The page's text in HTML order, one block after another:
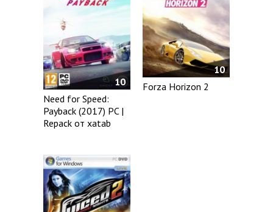
10
Need for Speed:
Payback (2017) PC |
Repack от xatab
10
Forza Horizon 2